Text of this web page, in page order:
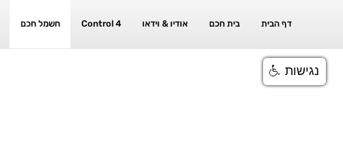
דף הבית בית חכם אודיו & וידאו Control 4 חשמל חכם
נגישות